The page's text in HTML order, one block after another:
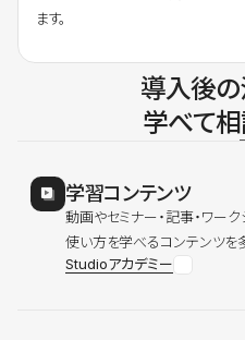
ます。
導入後の
学べて相
学習コンテンツ
動画やセミナー・記事・ワーク
使い方を学べるコンテンツを
Studioアカデミー